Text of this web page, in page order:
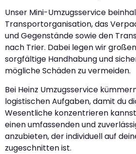
Unser Mini-Umzugsservice
Transportorganisation, das
und Gegenstände sowie den
nach Trier. Dabei legen wir
sorgfältige Handhabung und
mögliche Schäden zu vermeiden.
Bei Heinz Umzugsservice
logistischen Aufgaben, damit du
Wesentliche konzentrieren
einen umfassenden und
anzubieten, der individuell auf
zugeschnitten ist.